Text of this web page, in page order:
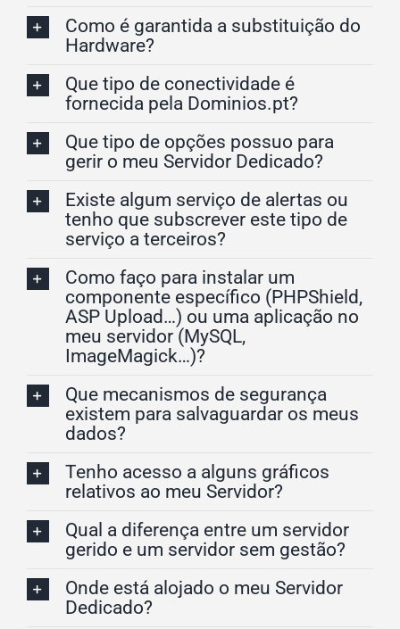
Como é garantida a substituição do
Hardware?
Que tipo de conectividade é
fornecida pela Dominios.pt?
Que tipo de opções possuo para
gerir o meu Servidor Dedicado?
Existe algum serviço de alertas ou
tenho que subscrever este tipo de
serviço a terceiros?
Como faço para instalar um
componente específico (PHPShield,
ASP Upload…) ou uma aplicação no
meu servidor (MySQL,
ImageMagick…)?
Que mecanismos de segurança
existem para salvaguardar os meus
dados?
Tenho acesso a alguns gráficos
relativos ao meu Servidor?
Qual a diferença entre um servidor
gerido e um servidor sem gestão?
Onde está alojado o meu Servidor
Dedicado?